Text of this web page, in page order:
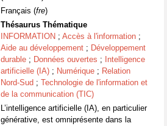
Français (fre)
Thésaurus Thématique
INFORMATION ; Accès à l'information ;
Aide au développement ; Développement
durable ; Données ouvertes ;
Intelligence
artificielle (IA) ; Numérique ; Relation
Nord-Sud ; Technologie de l'information et
de la communication (TIC)
L’intelligence artificielle (IA), en particulier
générative, est omniprésente dans la